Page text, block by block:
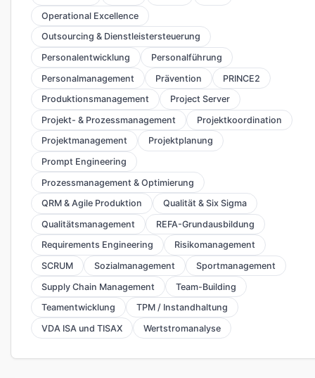
Operational Excellence
Outsourcing & Dienstleistersteuerung
Personalentwicklung
Personalführung
Personalmanagement
Prävention
PRINCE2
Produktionsmanagement
Project Server
Projekt- & Prozessmanagement
Projektkoordination
Projektmanagement
Projektplanung
Prompt Engineering
Prozessmanagement & Optimierung
QRM & Agile Produktion
Qualität & Six Sigma
Qualitätsmanagement
REFA-Grundausbildung
Requirements Engineering
Risikomanagement
SCRUM
Sozialmanagement
Sportmanagement
Supply Chain Management
Team-Building
Teamentwicklung
TPM / Instandhaltung
VDA ISA und TISAX
Wertstromanalyse